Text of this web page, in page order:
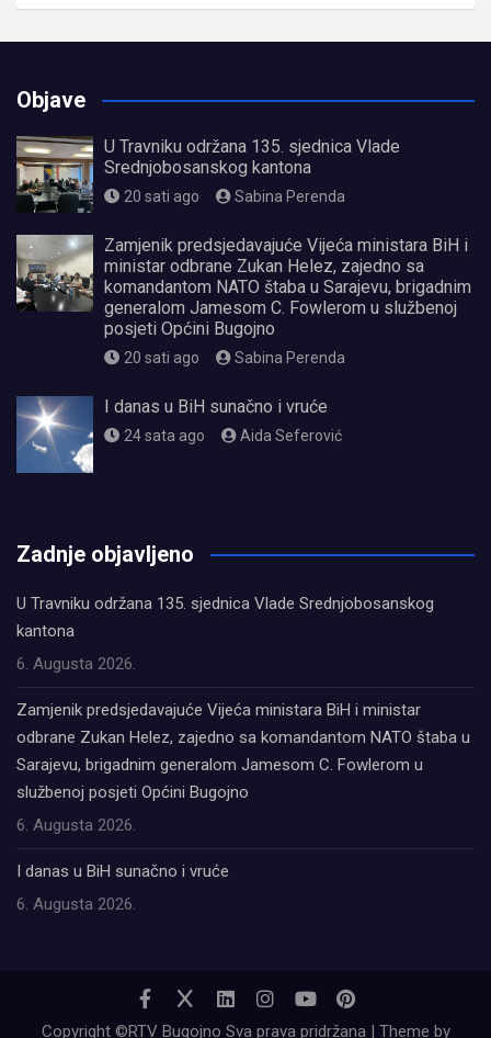
Objave
U Travniku održana 135. sjednica Vlade
Srednjobosanskog kantona
20 sati ago Sabina Perenda
Zamjenik predsjedavajuće Vijeća ministara BiH i
ministar odbrane Zukan Helez, zajedno sa
komandantom NATO štaba u Sarajevu, brigadnim
generalom Jamesom C. Fowlerom u službenoj
posjeti Općini Bugojno
20 sati ago Sabina Perenda
I danas u BiH sunačno i vruće
24 sata ago Aida Seferović
Zadnje objavljeno
U Travniku održana 135. sjednica Vlade Srednjobosanskog
kantona
6. Augusta 2026.
Zamjenik predsjedavajuće Vijeća ministara BiH i ministar
odbrane Zukan Helez, zajedno sa komandantom NATO štaba u
Sarajevu, brigadnim generalom Jamesom C. Fowlerom u
službenoj posjeti Općini Bugojno
6. Augusta 2026.
I danas u BiH sunačno i vruće
6. Augusta 2026.
Copyright ©RTV Bugojno Sva prava pridržana | Theme by